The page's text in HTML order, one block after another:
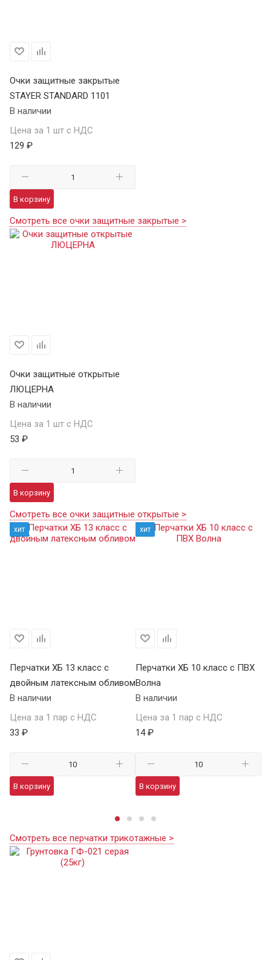
Очки защитные закрытые
STAYER STANDARD 1101
В наличии
Цена за 1 шт с НДС
129 ₽
В корзину
Смотреть все очки защитные закрытые >
Очки защитные открытые
ЛЮЦЕРНА
В наличии
Цена за 1 шт с НДС
53 ₽
В корзину
Смотреть все очки защитные открытые >
хит
Перчатки ХБ 13 класс с
двойным латексным обливом
В наличии
Цена за 1 пар с НДС
33 ₽
В корзину
хит
Перчатки ХБ 10 класс с ПВХ
Волна
В наличии
Цена за 1 пар с НДС
14 ₽
В корзину
Смотреть все перчатки трикотажные >